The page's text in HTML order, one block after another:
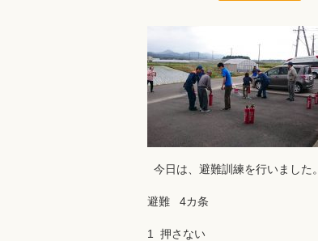
今日は、避難訓練を行いました。
避難 4カ条
1 押さない